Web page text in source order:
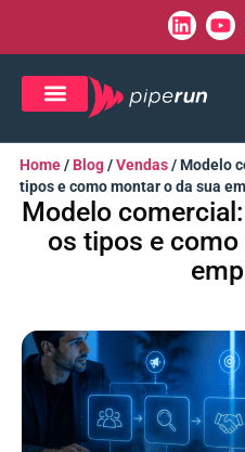
Home/ Blog/Vendas/Modelo
tipos e como montar o da sua
Modelo
os tipos e